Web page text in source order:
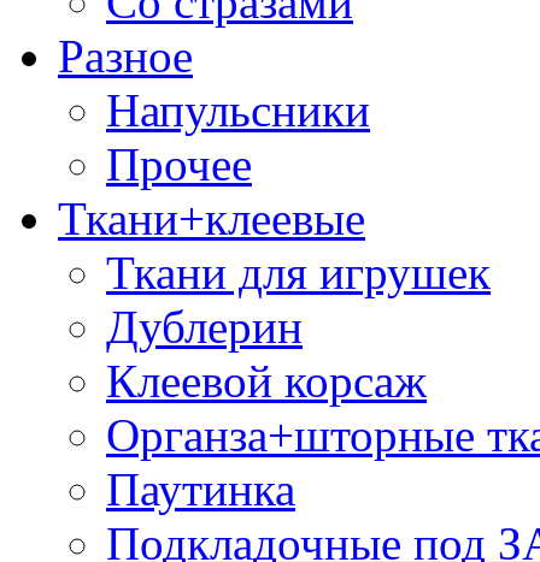
Разное
Напульсники
Прочее
Ткани+клеевые
Ткани для игрушек
Дублерин
Клеевой корсаж
Органза+шторные
Паутинка
Подкладочные под